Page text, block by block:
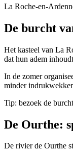
La Roche-en-
De burcht
Het kasteel van La
dat hun adem
In de zomer
minder
Tip: bezoek de
De Ourthe:
De rivier de Ourthe